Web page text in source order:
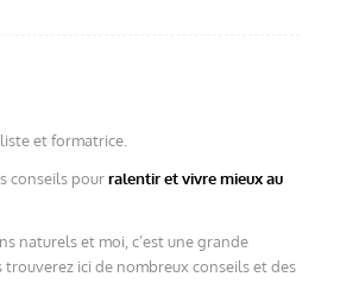
et formatrice.
conseils pourralentir et vivre mieux au
naturels et moi, c’est une grande
trouverez ici de nombreux conseils et des